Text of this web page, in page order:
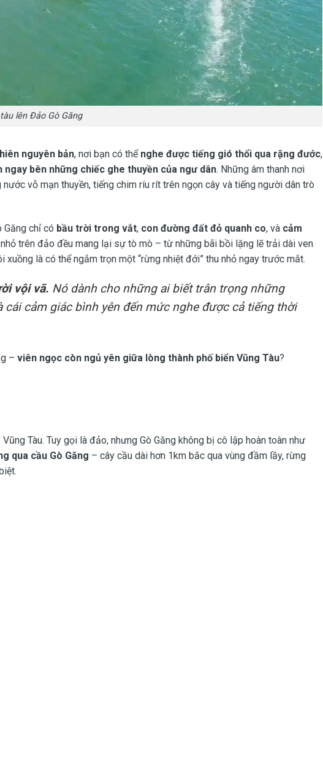
lên Đảo Gò Găng
nguyên bản, nơi bạn có thể nghe được tiếng gió thổi qua rặng đước,
ngay bên những chiếc ghe thuyền của ngư dân. Những âm thanh nơi
vỗ mạn thuyền, tiếng chim ríu rít trên ngọn cây và tiếng người dân trò
Găng chỉ có bầu trời trong vắt, con đường đất đỏ quanh co, và cảm
trên đảo đều mang lại sự tò mò – từ những bãi bồi lặng lẽ trải dài ven
là có thể ngắm trọn một “rừng nhiệt đới” thu nhỏ ngay trước mắt.
vội vã. Nó dành cho những ai biết trân trọng những
cảm giác bình yên đến mức nghe được cả tiếng thời
– viên ngọc còn ngủ yên giữa lòng thành phố biển Vũng Tàu?
Vũng Tàu. Tuy gọi là đảo, nhưng Gò Găng không bị cô lập hoàn toàn như
qua cầu Gò Găng – cây cầu dài hơn 1km bắc qua vùng đầm lầy, rừng